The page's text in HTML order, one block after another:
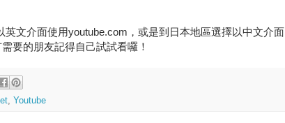
英文介面使用youtube.com，或是到日本地區選擇以中文介面
要的朋友記得自己試試看囉！
, Youtube